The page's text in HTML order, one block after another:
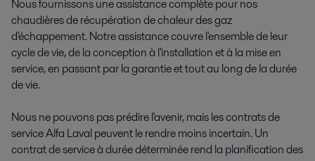
Nous fournissons une assistance complète pour nos
chaudières de récupération de chaleur des gaz
d'échappement. Notre assistance couvre l'ensemble de leur
cycle de vie, de la conception à l'installation et à la mise en
service, en passant par la garantie et tout au long de la durée
de vie.
Nous ne pouvons pas prédire l'avenir, mais les contrats de
service Alfa Laval peuvent le rendre moins incertain. Un
contrat de service à durée déterminée rend la planification des